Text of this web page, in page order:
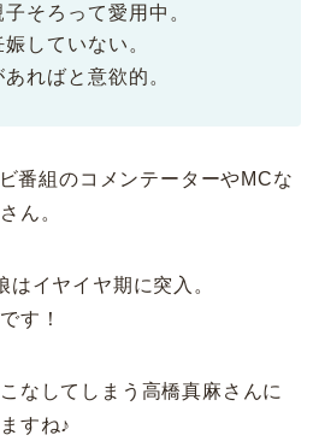
そろって愛用中。
していない。
ればと意欲的。
番組のコメンテーターやMCな
ん。
イヤイヤ期に突入。
す！
なしてしまう高橋真麻さんに
すね♪